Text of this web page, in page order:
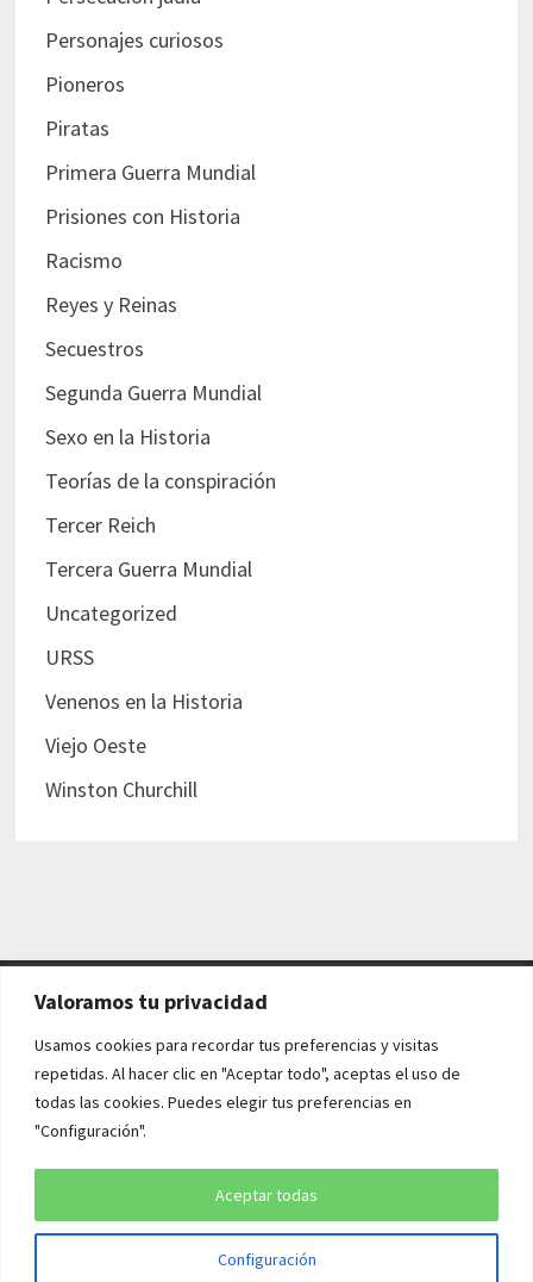
Valoramos tu privacidad
Usamos cookies para recordar tus preferencias y visitas
repetidas. Al hacer clic en "Aceptar todo", aceptas el uso de
todas las cookies. Puedes elegir tus preferencias en
"Configuración".
Configuración
Aceptar todas
Personajes curiosos
Pioneros
Piratas
Primera Guerra Mundial
Prisiones con Historia
Racismo
Reyes y Reinas
Secuestros
Segunda Guerra Mundial
Sexo en la Historia
Teorías de la conspiración
Tercer Reich
Tercera Guerra Mundial
Uncategorized
URSS
Venenos en la Historia
Viejo Oeste
Winston Churchill
AVISO LEGAL Y POLÍTICAS
Aviso legal
Política de cookies